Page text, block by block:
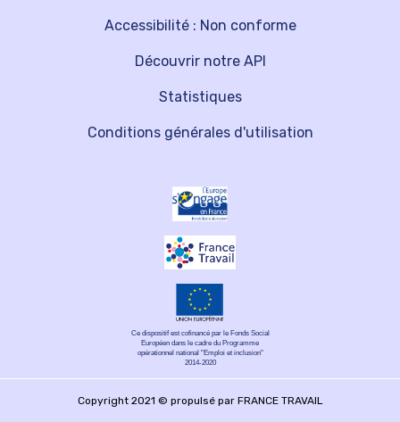
Découvrir notre API
Statistiques
Accessibilité : Non conforme
Conditions générales d'utilisation
Ce dispositif est cofinancé par le Fonds Social
Européen dans le cadre du Programme
opérationnel national "Emploi et inclusion"
2014-2020
Copyright 2021 © propulsé par FRANCE TRAVAIL